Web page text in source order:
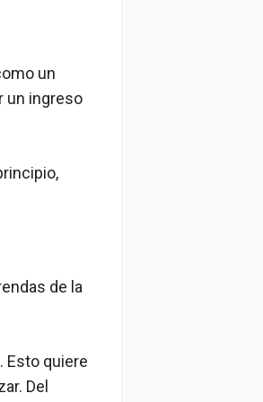
un
un ingreso
de la
Esto quiere
Del